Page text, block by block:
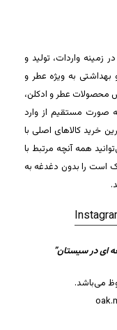
0تومان
حساب
واردات، تولید و
به ویژه عطر و
محصولات عطر و ادکلن،
صورت مستقیم از وارد
خرید کالاهای اصلی با
همه آنچه مرتبط با
است را بدون دغدغه به
ای در سیستان”
می‌باشد.